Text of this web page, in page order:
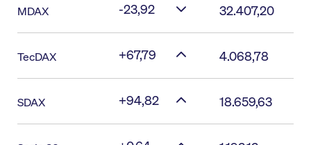
MDAX -23,92 32.407,20
TecDAX +67,79 4.068,78
SDAX +94,82 18.659,63